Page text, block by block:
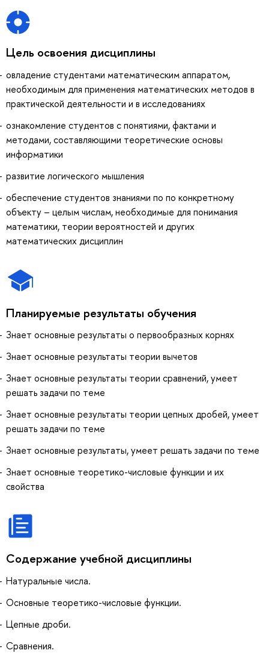
Цель освоения дисциплины
овладение студентами математическим аппаратом,
необходимым для применения математических методов в
практической деятельности и в исследованиях
ознакомление студентов с понятиями, фактами и
методами, составляющими теоретические основы
информатики
развитие логического мышления
обеспечение студентов знаниями по по конкретному
объекту – целым числам, необходимые для понимания
математики, теории вероятностей и других
математических дисциплин
Планируемые результаты обучения
Знает основные результаты о первообразных корнях
Знает основные результаты теории вычетов
Знает основные результаты теории сравнений, умеет
решать задачи по теме
Знает основные результаты теории цепных дробей, умеет
решать задачи по теме
Знает основные результаты, умеет решать задачи по теме
Знает основные теоретико-числовые функции и их
свойства
Содержание учебной дисциплины
Натуральные числа.
Основные теоретико-числовые функции.
Цепные дроби.
Сравнения.